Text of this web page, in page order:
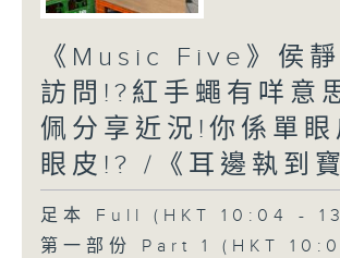
《Music Five》侯
訪問!?紅手蠅有咩意
佩分享近況!你係單眼
眼皮!? /《耳邊執到寶
足本 Full (HKT 10:04 -
第一部份 Part 1 (HKT